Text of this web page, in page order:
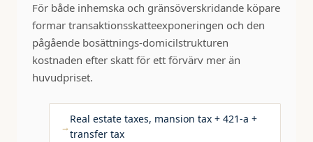
För både inhemska och gränsöverskridande köpare
formar transaktionsskatteexponeringen och den
pågående bosättnings-domicilstrukturen
kostnaden efter skatt för ett förvärv mer än
huvudpriset.
Real estate taxes, mansion tax + 421-a +
transfer tax